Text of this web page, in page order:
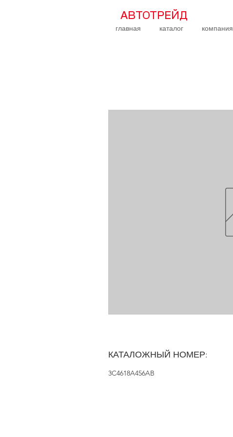
АВТОТРЕЙД
главная каталог компания
КАТАЛОЖНЫЙ НОМЕР:
3C4618A456AB